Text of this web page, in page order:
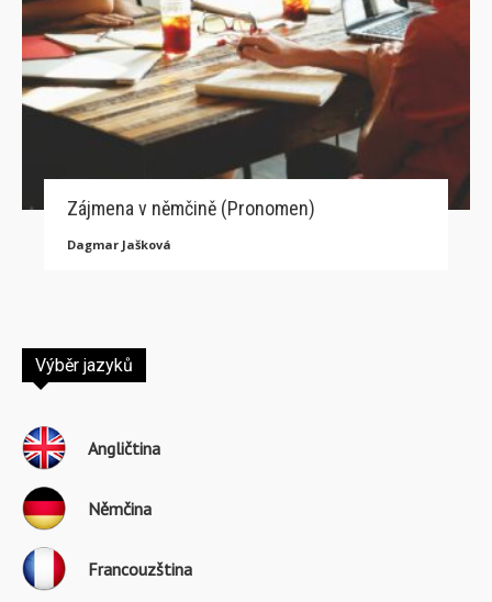
Zájmena v němčině (Pronomen)
Dagmar Jašková
Výběr jazyků
Angličtina
Němčina
Francouzština